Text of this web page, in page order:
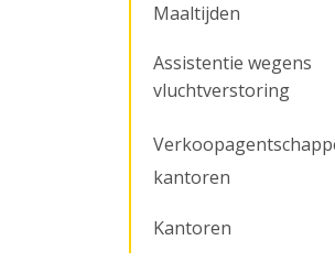
Maaltijden
Assistentie wegens
vluchtverstoring
kantoren
Kantoren